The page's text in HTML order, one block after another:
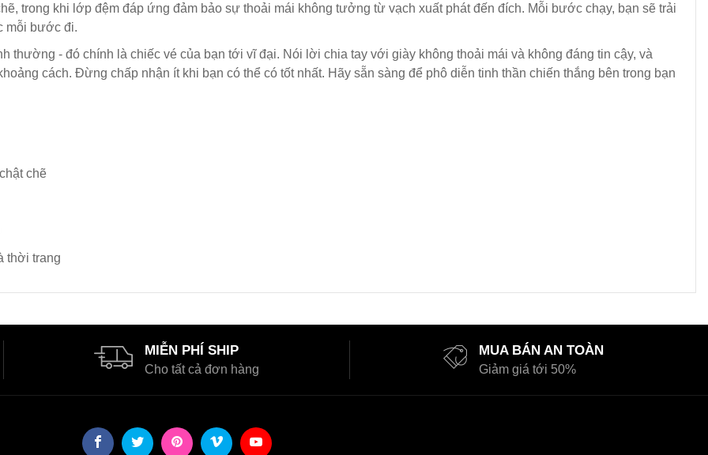
trong khi lớp đệm đáp ứng đảm bảo sự thoải mái không tưởng từ vạch xuất phát đến đích. Mỗi bước chạy, bạn sẽ trải
mỗi bước đi.
thường - đó chính là chiếc vé của bạn tới vĩ đại. Nói lời chia tay với giày không thoải mái và không đáng tin cậy, và
cách. Đừng chấp nhận ít khi bạn có thể có tốt nhất. Hãy sẵn sàng để phô diễn tinh thần chiến thắng bên trong bạn
chẽ
thời trang
MIỄN PHÍ SHIP
Cho tất cả đơn hàng
MUA BÁN AN TOÀN
Giảm giá tới 50%